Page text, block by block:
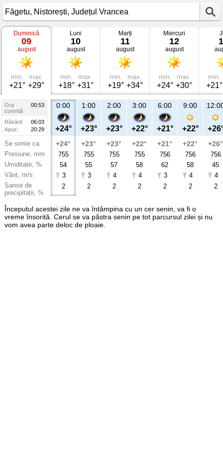
Vremea
Făgetu
Nistorești,
Județul
Vrancea
Duminică
09
august
min.
+21°
max.
+29°
Luni
10
august
min.
+18°
max.
+31°
Marți
11
august
min.
+19°
max.
+34°
Miercuri
12
august
min.
+24°
max.
+30°
min.
+21°
Ora
00:53
curentă
Răsărit:
06:03
Apus:
20:29
Se simte ca
Presiune, mm
Umiditate, %
Vânt, m/s
Șanse de
precipitații, %
0:00
+24°
+24°
755
54
3
2
1:00
+23°
+23°
755
55
3
2
2:00
+23°
+23°
755
57
4
2
3:00
+22°
+22°
755
58
4
2
6:00
+21°
+21°
756
62
3
2
9:00
+22°
+22°
756
58
4
2
+26°
756
45
4
2
Începutul acestei zile ne va întâmpina cu un cer senin, va fi o
vreme însorită. Cerul se va păstra senin pe tot parcursul zilei și nu
vom avea parte deloc de ploaie.